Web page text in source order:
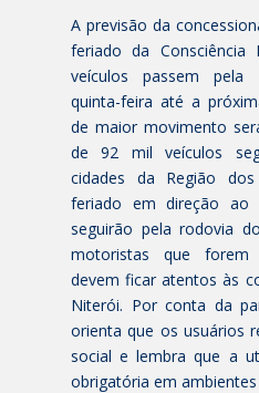
A previsão da
feriado da
veículos passem pela
quinta-feira até a
de maior movimento
de 92 mil veículos
cidades da Região
feriado em direção ao
seguirão pela rodovia
motoristas que forem
devem ficar atentos às
Niterói. Por conta da
orienta que os usuários
social e lembra que a
obrigatória em